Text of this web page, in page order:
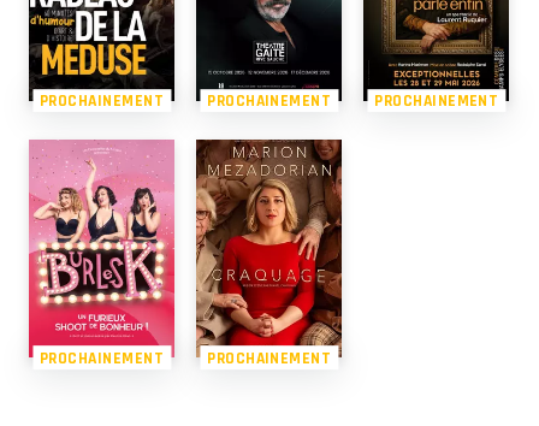
PROCHAINEMENT PROCHAINEMENT PROCHAINEMENT
PROCHAINEMENT PROCHAINEMENT